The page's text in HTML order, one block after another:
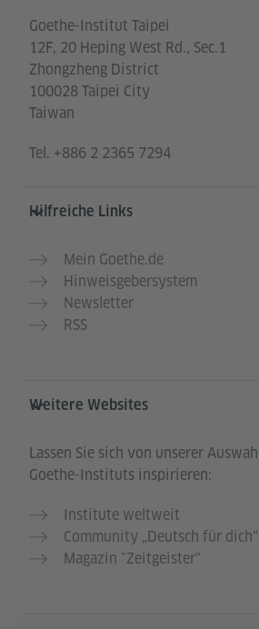
Goethe-Institut Taipei
12F, 20 Heping West Rd., Sec.1
Zhongzheng District
100028 Taipei City
Taiwan
Tel. +886 2 2365 7294
Hilfreiche Links
Mein Goethe.de
Hinweisgebersystem
Newsletter
RSS
Weitere Websites
Lassen Sie sich von unserer
Goethe-Instituts inspirieren:
Institute weltweit
Community „Deutsch für dich“
Magazin "Zeitgeister"